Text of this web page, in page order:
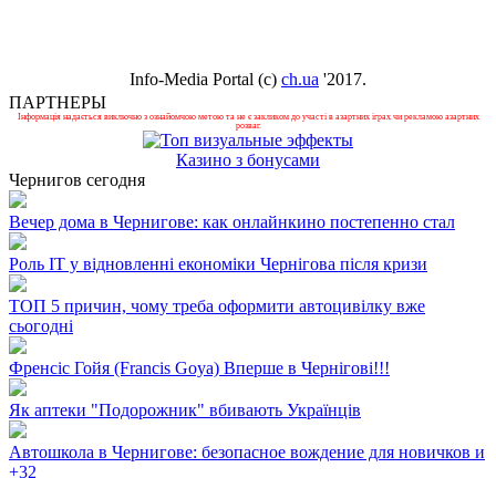
Info-Media Portal (c) ch.ua '2017.
ПАРТНЕРЫ
Інформація надається виключно з ознайомчою метою та не є закликом до участі в азартних іграх чи рекламою азартних
розваг.
Казино з бонусами
Чернигов сегодня
Вечер дома в Чернигове: как онлайнкино постепенно стал
Роль ІТ у відновленні економіки Чернігова після кризи
ТОП 5 причин, чому треба оформити автоцивілку вже
сьогодні
Френсіс Гойя (Francis Goya) Вперше в Чернігові!!!
Як аптеки "Подорожник" вбивають Українців
Автошкола в Чернигове: безопасное вождение для новичков и
+32